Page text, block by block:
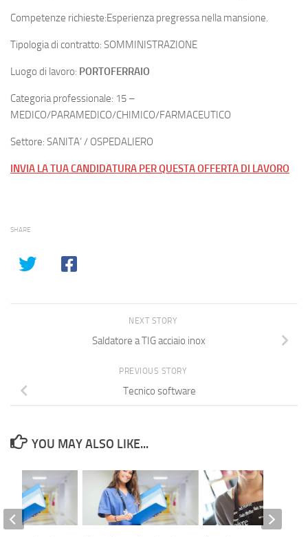
Competenze richieste:Esperienza pregressa nella mansione.
Tipologia di contratto: SOMMINISTRAZIONE
Luogo di lavoro: PORTOFERRAIO
Categoria professionale: 15 –
MEDICO/PARAMEDICO/CHIMICO/FARMACEUTICO
Settore: SANITA’ / OSPEDALIERO
INVIA LA TUA CANDIDATURA PER QUESTA OFFERTA DI LAVORO
SHARE
NEXT STORY
Saldatore a TIG acciaio inox
PREVIOUS STORY
Tecnico software
YOU MAY ALSO LIKE...